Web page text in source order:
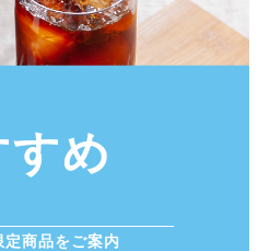
すめ
定商品をご案内